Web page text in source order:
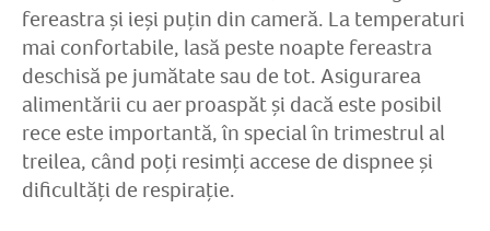
fereastra și ieși puțin din cameră. La temperaturi
mai confortabile, lasă peste noapte fereastra
deschisă pe jumătate sau de tot. Asigurarea
alimentării cu aer proaspăt și dacă este posibil
rece este importantă, în special în trimestrul al
treilea, când poți resimți accese de dispnee și
dificultăți de respirație.